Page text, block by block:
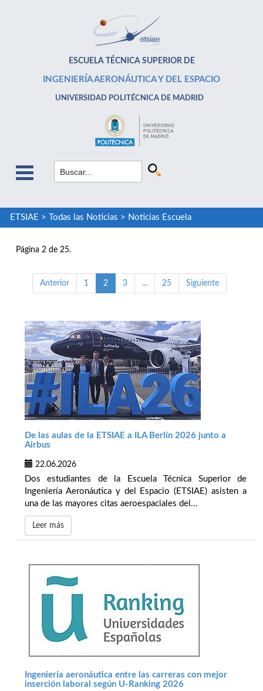
ESCUELA TÉCNICA SUPERIOR DE
INGENIERÍA AERONÁUTICA Y DEL ESPACIO
UNIVERSIDAD POLITÉCNICA DE MADRID
ETSIAE > Todas las Noticias > Noticias Escuela
Página 2 de 25.
Anterior 1 2 3 ... 25 Siguiente
De las aulas de la ETSIAE a ILA Berlín 2026 junto a
Airbus
22.06.2026
Dos estudiantes de la Escuela Técnica Superior de
Ingeniería Aeronáutica y del Espacio (ETSIAE) asisten a
una de las mayores citas aeroespaciales del...
Leer más
Ingeniería aeronáutica entre las carreras con mejor
inserción laboral según U-Ranking 2026